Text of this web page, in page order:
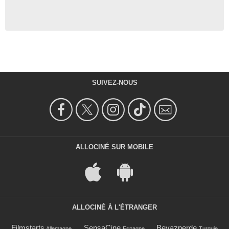
SUIVEZ-NOUS
ALLOCINÉ SUR MOBILE
ALLOCINÉ À L'ÉTRANGER